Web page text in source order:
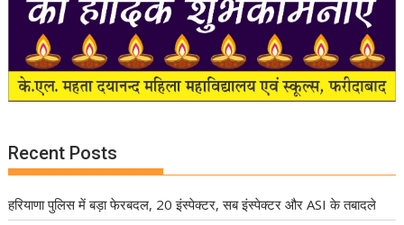
Recent Posts
हरियाणा पुलिस में बड़ा फेरबदल, 20 इंस्पेक्टर, सब इंस्पेक्टर और ASI के तबादले